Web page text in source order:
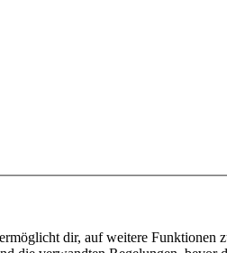
dir, auf weitere Funktionen